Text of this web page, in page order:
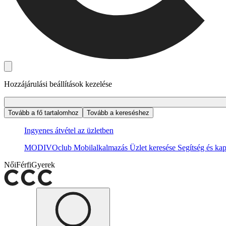
Hozzájárulási beállítások kezelése
Tovább a fő tartalomhoz Tovább a kereséshez
Ingyenes átvétel az üzletben
MODIVOclub Mobilalkalmazás Üzlet keresése Segítség és
NőiFérfiGyerek